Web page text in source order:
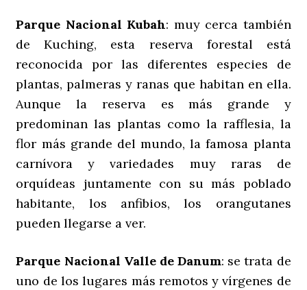
Parque Nacional Kubah: muy cerca también
de Kuching, esta reserva forestal está
reconocida por las diferentes especies de
plantas, palmeras y ranas que habitan en ella.
Aunque la reserva es más grande y
predominan las plantas como la rafflesia, la
flor más grande del mundo, la famosa planta
carnívora y variedades muy raras de
orquídeas juntamente con su más poblado
habitante, los anfibios, los orangutanes
pueden llegarse a ver.
Parque Nacional Valle de Danum: se trata de
uno de los lugares más remotos y vírgenes de